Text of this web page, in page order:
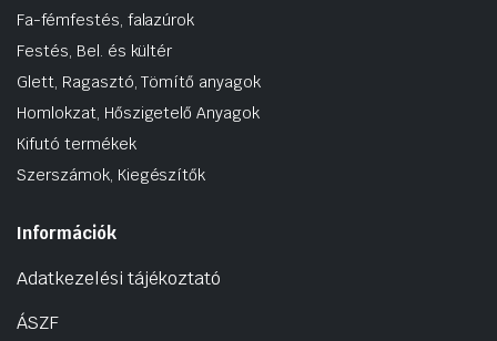
Fa-fémfestés, falazúrok
Festés, Bel. és kültér
Glett, Ragasztó, Tömítő anyagok
Homlokzat, Hőszigetelő Anyagok
Kifutó termékek
Szerszámok, Kiegészítők
Információk
Adatkezelési tájékoztató
ÁSZF